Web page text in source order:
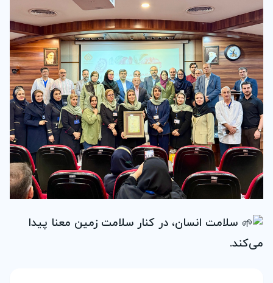
سلامت انسان، در کنار سلامت زمین معنا پیدا
می‌کند.